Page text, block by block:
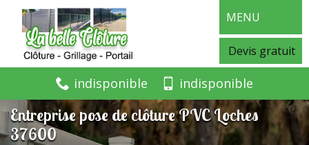
MENU
Devis gratuit
indisponible indisponible
Entreprise pose de clôture PVC Loches
37600